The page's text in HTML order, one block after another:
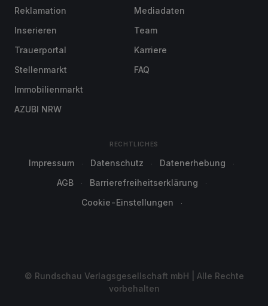
Reklamation
Inserieren
Trauerportal
Stellenmarkt
Immobilienmarkt
AZUBI NRW
Mediadaten
Team
Karriere
FAQ
RECHTLICHES
Impressum Datenschutz
Datenerhebung
AGB
Barrierefreiheitserklärung
Cookie-Einstellungen
© Rundschau Verlagsgesellschaft mbH | Alle Rechte
vorbehalten